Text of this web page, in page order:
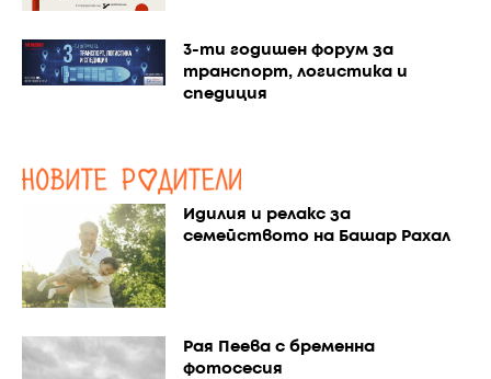
3-ти годишен форум за
транспорт, логистика и
спедиция
Идилия и релакс за
семейството на Башар Рахал
Рая Пеева с бременна
фотосесия